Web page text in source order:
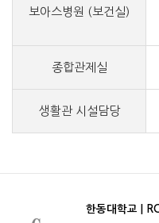
보아스병원 (보건실)
종합관제실
생활관 시설담당
한동대학교 |